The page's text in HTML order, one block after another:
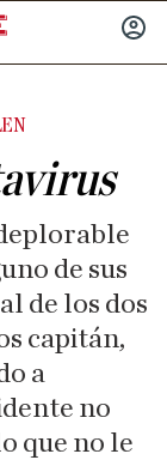
de sus
de los dos
capitán,
a
no
que no le